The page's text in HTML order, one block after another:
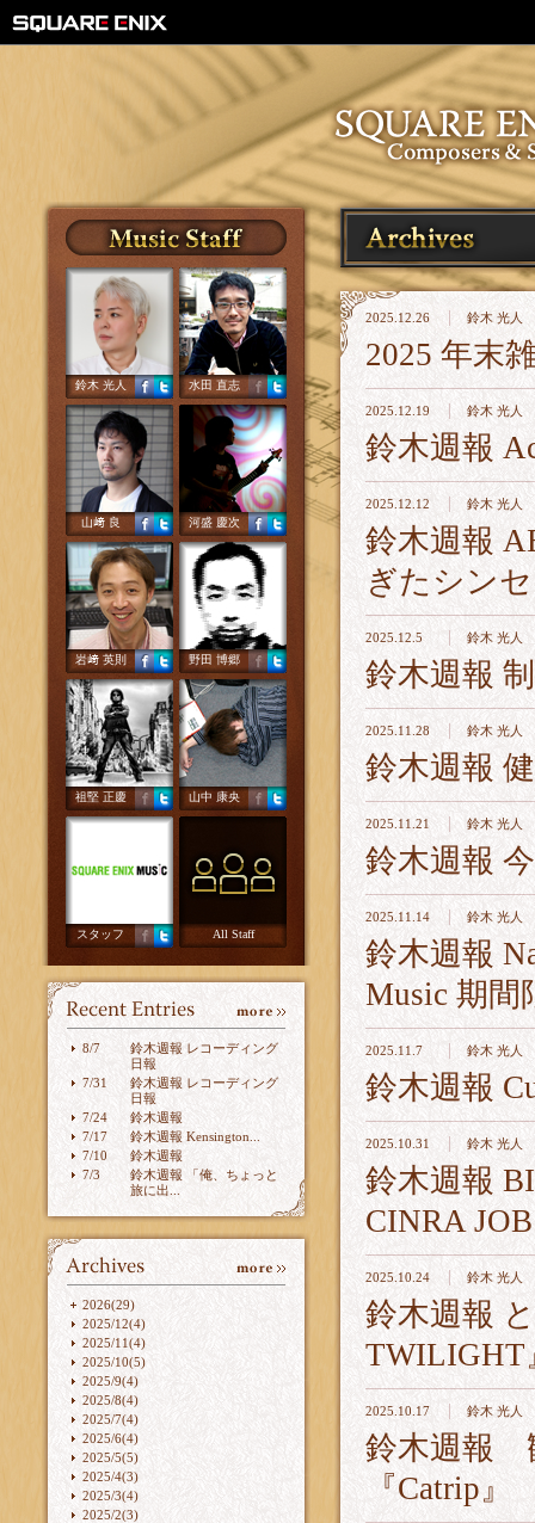
鈴木 光人 水田 直志
山﨑 良 河盛 慶次
岩﨑 英則 野田 博郷
祖堅 正慶 山中 康央
スタッフ All Staff
8/7
鈴木週報 レコーディング
日報
7/31
鈴木週報 レコーディング
日報
7/24
鈴木週報
7/17
鈴木週報 Kensington...
7/10
鈴木週報
7/3
鈴木週報 「俺、ちょっと
旅に出...
2026(29)
2025/12(4)
2025/11(4)
2025/10(5)
2025/9(4)
2025/8(4)
2025/7(4)
2025/6(4)
2025/5(5)
2025/4(3)
2025/3(4)
2025/2(3)
2025.12.26 鈴木 光人
2025 年末
2025.12.19 鈴木 光人
鈴木週報
2025.12.12 鈴木 光人
鈴木週報
ぎたシンセ
2025.12.5 鈴木 光人
鈴木週報
2025.11.28 鈴木 光人
鈴木週報
2025.11.21 鈴木 光人
鈴木週報
2025.11.14 鈴木 光人
鈴木週報
Music 期間
2025.11.7 鈴木 光人
鈴木週報
2025.10.31 鈴木 光人
鈴木週報
CINRA
2025.10.24 鈴木 光人
鈴木週報
TWILIGHT
2025.10.17 鈴木 光人
鈴木週報
『Catrip』